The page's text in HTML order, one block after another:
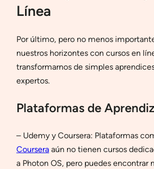
Línea
Por último, pero no menos
nuestros horizontes con cursos en
transformarnos de simples
expertos.
Plataformas de
– Udemy y Coursera: Plataformas
Coursera aún no tienen cursos
a Photon OS, pero puedes encontrar